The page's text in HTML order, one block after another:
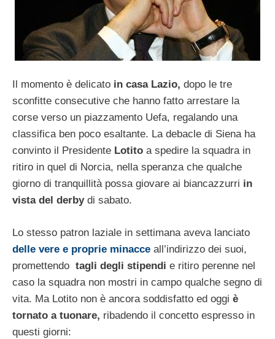
Il momento è delicato in casa Lazio, dopo le tre
sconfitte consecutive che hanno fatto arrestare la
corse verso un piazzamento Uefa, regalando una
classifica ben poco esaltante. La debacle di Siena ha
convinto il Presidente Lotito a spedire la squadra in
ritiro in quel di Norcia, nella speranza che qualche
giorno di tranquillità possa giovare ai biancazzurri in
vista del derbydi sabato.
Lo stesso patron laziale in settimana aveva lanciato
delle vere e proprie minacce all’indirizzo dei suoi,
promettendo tagli degli stipendi e ritiro perenne nel
caso la squadra non mostri in campo qualche segno di
vita. Ma Lotito non è ancora soddisfatto ed oggi è
tornato a tuonare, ribadendo il concetto espresso in
questi giorni: